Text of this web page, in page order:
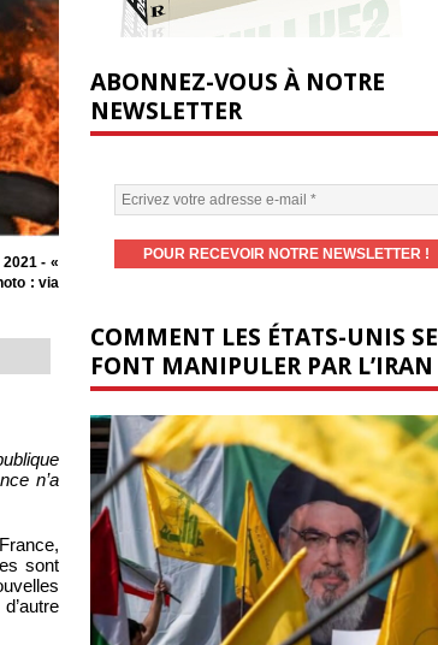
- «
: via
n’a
sont
ABONNEZ-VOUS À NOTRE
NEWSLETTER
COMMENT LES ÉTATS-UNIS SE
FONT MANIPULER PAR L’IRAN